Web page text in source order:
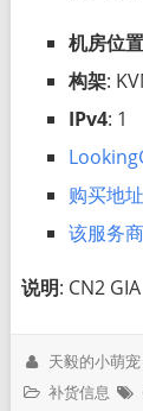
机房位置
构架:
IPv4: 1
购买地址
该服务
说明: CN2 GIA
天毅的小萌宠
补货信息